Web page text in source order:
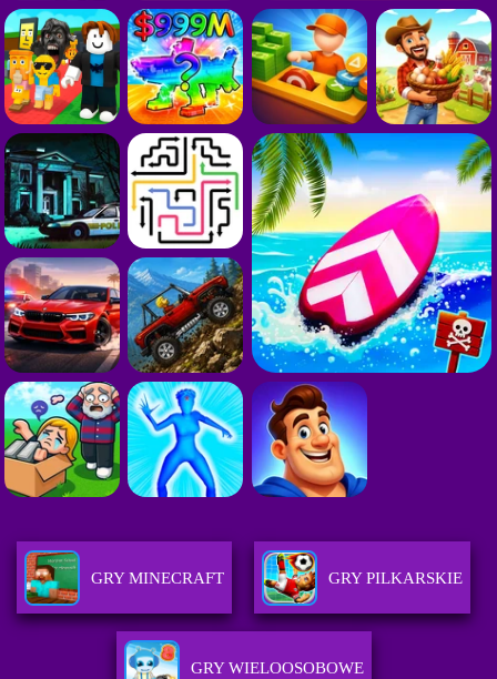
GRY MINECRAFT GRY PILKARSKIE
GRY WIELOOSOBOWE